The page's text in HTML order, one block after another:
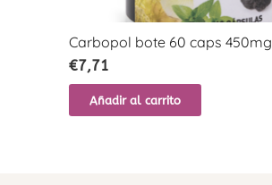
Carbopol bote 60 caps 450mg
€7,71
Añadir al carrito